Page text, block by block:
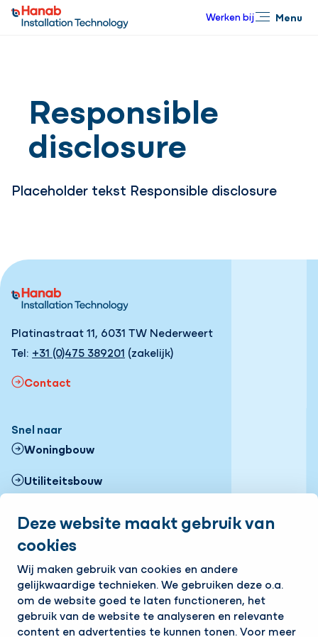
Deze website maakt gebruik van
cookies
Wij maken gebruik van cookies en andere
gelijkwaardige technieken. We gebruiken deze o.a.
om de website goed te laten functioneren, het
gebruik van de website te analyseren en relevante
content en advertenties te kunnen tonen. Voor meer
Werken bij Menu
Responsible
disclosure
Placeholder tekst Responsible disclosure
Platinastraat 11, 6031 TW Nederweert
Tel: +31 (0)475 389201 (zakelijk)
Contact
Snel naar
Woningbouw
Utiliteitsbouw
Projecten
Volg ons
LinkedIn
Op de hoogte blijven van het laatste nieuws?
Ontvang onze nieuwsbrief in je mailbox!
Sluiten